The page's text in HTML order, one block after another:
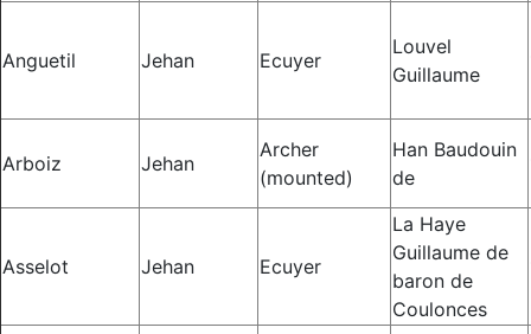
Anguetil Jehan Ecuyer
Louvel
Guillaume
Arboiz Jehan
Archer
(mounted)
Han Baudouin
de
Asselot Jehan Ecuyer
La Haye
Guillaume de
baron de
Coulonces